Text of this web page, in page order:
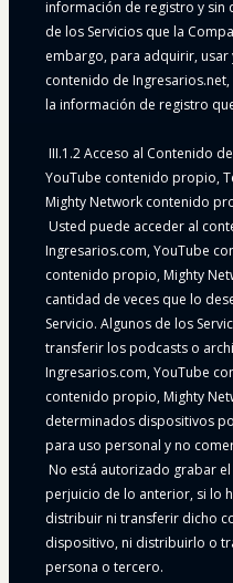
información de registro y sin
de los Servicios que la
embargo, para adquirir, usar
contenido de
la información de registro
III.1.2 Acceso al Contenido
YouTube contenido propio,
Mighty Network contenido
Usted puede acceder al
Ingresarios.com, YouTube
contenido propio, Mighty
cantidad de veces que lo
Servicio. Algunos de los
transferir los podcasts o
Ingresarios.com, YouTube
contenido propio, Mighty
determinados dispositivos
para uso personal y no
No está autorizado grabar
perjuicio de lo anterior, si lo
distribuir ni transferir dicho
dispositivo, ni distribuirlo o
persona o tercero.